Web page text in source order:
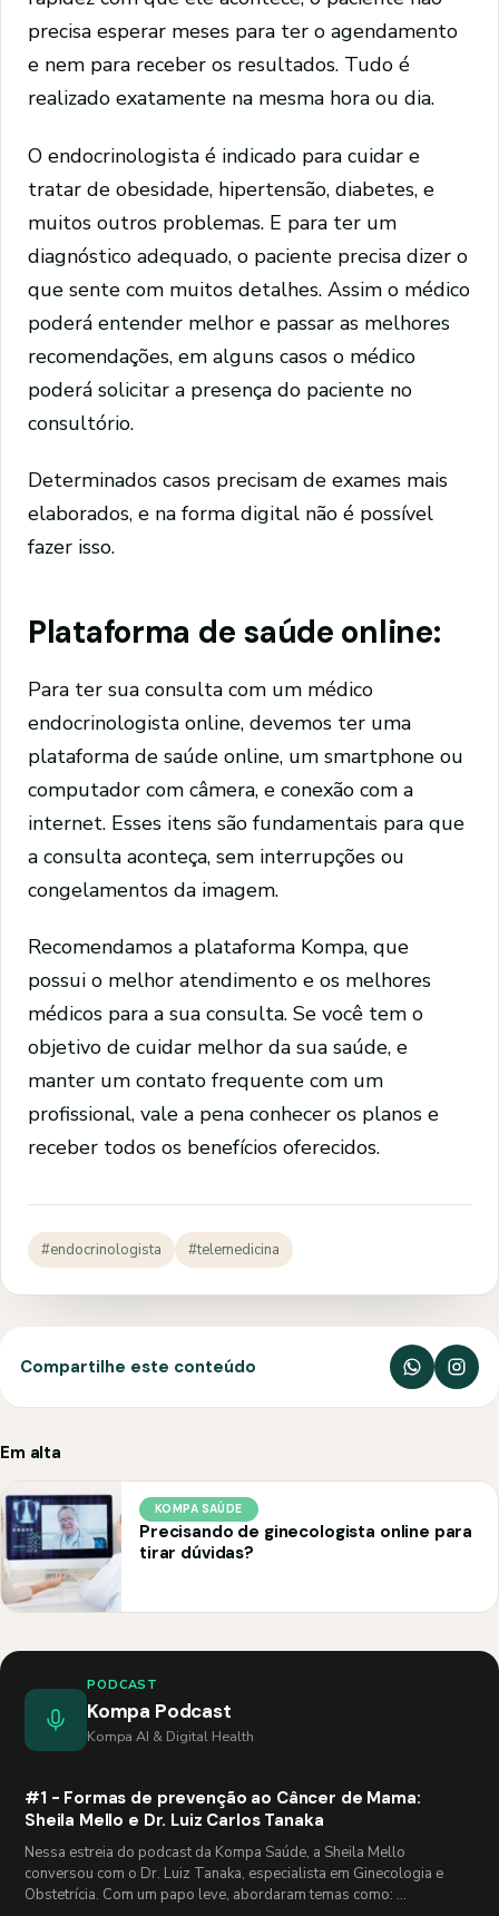
precisa esperar meses para ter o agendamento
e nem para receber os resultados. Tudo é
realizado exatamente na mesma hora ou dia.
O endocrinologista é indicado para cuidar e
tratar de obesidade, hipertensão, diabetes, e
muitos outros problemas. E para ter um
diagnóstico adequado, o paciente precisa dizer o
que sente com muitos detalhes. Assim o médico
poderá entender melhor e passar as melhores
recomendações, em alguns casos o médico
poderá solicitar a presença do paciente no
consultório.
Determinados casos precisam de exames mais
elaborados, e na forma digital não é possível
fazer isso.
Plataforma de saúde online:
Para ter sua consulta com um médico
endocrinologista online, devemos ter uma
plataforma de saúde online, um smartphone ou
computador com câmera, e conexão com a
internet. Esses itens são fundamentais para que
a consulta aconteça, sem interrupções ou
congelamentos da imagem.
Recomendamos a plataforma Kompa, que
possui o melhor atendimento e os melhores
médicos para a sua consulta. Se você tem o
objetivo de cuidar melhor da sua saúde, e
manter um contato frequente com um
profissional, vale a pena conhecer os planos e
receber todos os benefícios oferecidos.
#endocrinologista #telemedicina
Compartilhe este conteúdo
Em alta
KOMPA SAÚDE
Precisando de ginecologista online para
tirar dúvidas?
PODCAST
Kompa Podcast
Kompa AI & Digital Health
#1 - Formas de prevenção ao Câncer de Mama:
Sheila Mello e Dr. Luiz Carlos Tanaka
Nessa estreia do podcast da Kompa Saúde, a Sheila Mello
conversou com o Dr. Luiz Tanaka, especialista em Ginecologia e
Obstetrícia. Com um papo leve, abordaram temas como: …